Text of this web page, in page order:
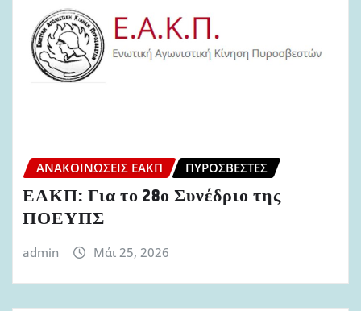
ΑΝΑΚΟΙΝΏΣΕΙΣ ΕΑΚΠ ΠΥΡΟΣΒΈΣΤΕΣ
ΕΑΚΠ: Για το 28ο Συνέδριο της
ΠΟΕΥΠΣ
admin Μάι 25, 2026